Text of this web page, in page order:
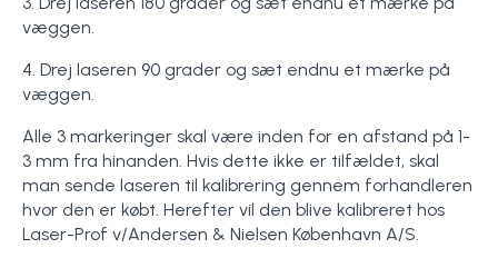
væggen.
4. Drej laseren 90 grader og sæt endnu et mærke på
væggen.
Alle 3 markeringer skal være inden for en afstand på 1-
3 mm fra hinanden. Hvis dette ikke er tilfældet, skal
man sende laseren til kalibrering gennem forhandleren
hvor den er købt. Herefter vil den blive kalibreret hos
Laser-Prof v/Andersen & Nielsen København A/S.